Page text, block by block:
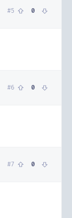
#5 0
#6 0
#7 0